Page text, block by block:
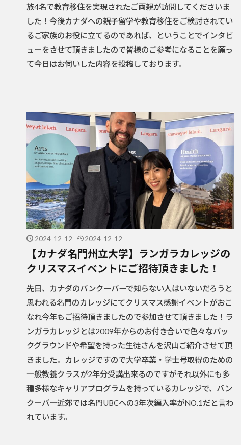
族4名で教育移住を実現されたご両親が訪問してくださいま
した！今後カナダへの親子留学や教育移住をご検討されてい
るご家族のお役に立てるのであれば、ということでインタビ
ューをさせて頂きましたので皆様のご参考になることを願っ
て今日はお伺いした内容を投稿しております。
2024-12-12 2024-12-12
【カナダ名門州立大学】ランガラカレッジの
クリスマスイベントにご招待頂きました！
先日、カナダのバンクーバーで知らない人はいないだろうと
思われる名門のカレッジにてクリスマス感謝イベントがおこ
なれ今年もご招待頂きましたので参加させて頂きました！ラ
ンガラカレッジとは2009年からのお付き合いで色々なバッ
クグラウンドや希望を持った生徒さんを沢山ご紹介させて頂
きました。カレッジですので大学卒業・学士号取得のための
一般教養クラスが2年分受講出来るのですがそれ以外にも多
種多様なキャリアプログラムを持っているカレッジで、バン
クーバー近郊では名門UBCへの3年次編入率がNO.1だと言わ
れています。